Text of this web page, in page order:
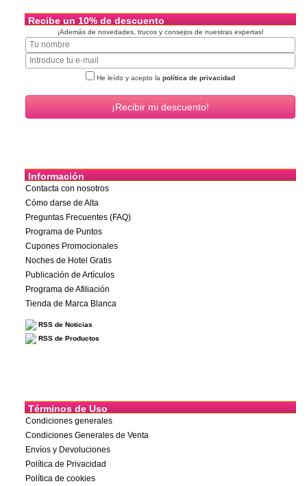
Recibe un 10% de descuento
¡Además de novedades, trucos y consejos de nuestras expertas!
He leído y acepto la política de privacidad
Información
Contacta con nosotros
Cómo darse de Alta
Preguntas Frecuentes (FAQ)
Programa de Puntos
Cupones Promocionales
Noches de Hotel Gratis
Publicación de Artículos
Programa de Afiliación
Tienda de Marca Blanca
RSS de Noticias
RSS de Productos
Términos de Uso
Condiciones generales
Condiciones Generales de Venta
Envíos y Devoluciones
Política de Privacidad
Política de cookies